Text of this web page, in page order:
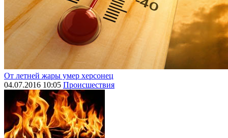
От летней жары умер херсонец
04.07.2016 10:05 Происшествия